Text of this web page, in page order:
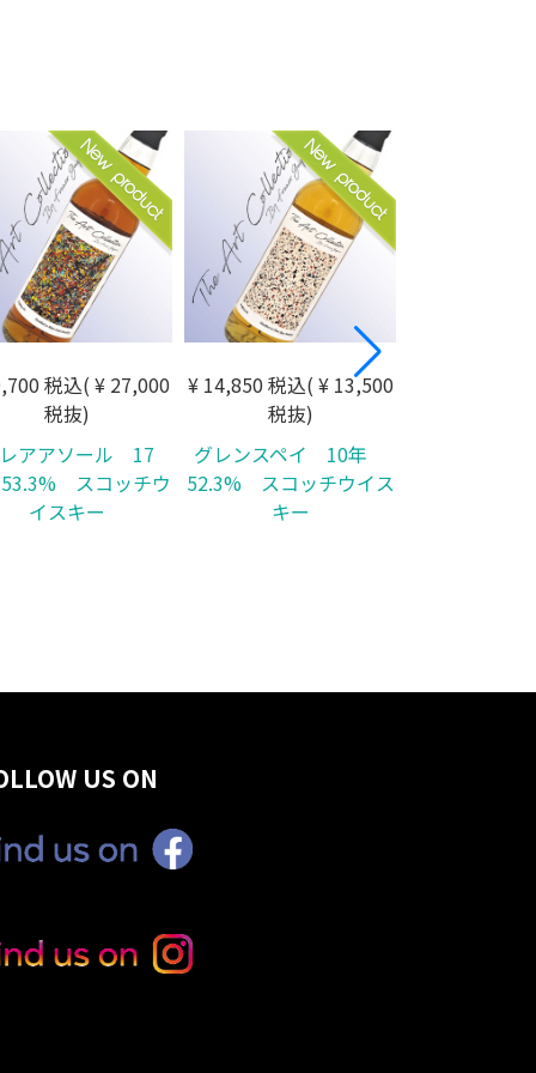
税込( ¥ 27,000
税抜)
アアソール 17
スコッチウ
イスキー
¥ 14,850 税込( ¥ 13,500
税抜)
グレンスペイ 10年
52.3% スコッチウイス
キー
US ON